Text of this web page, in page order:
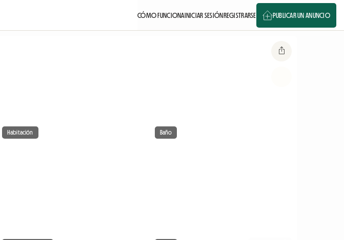
CÓMO FUNCIONAINICIAR SESIÓNREGISTRARSE PUBLICAR UN ANUNCIO
Habitación Baño